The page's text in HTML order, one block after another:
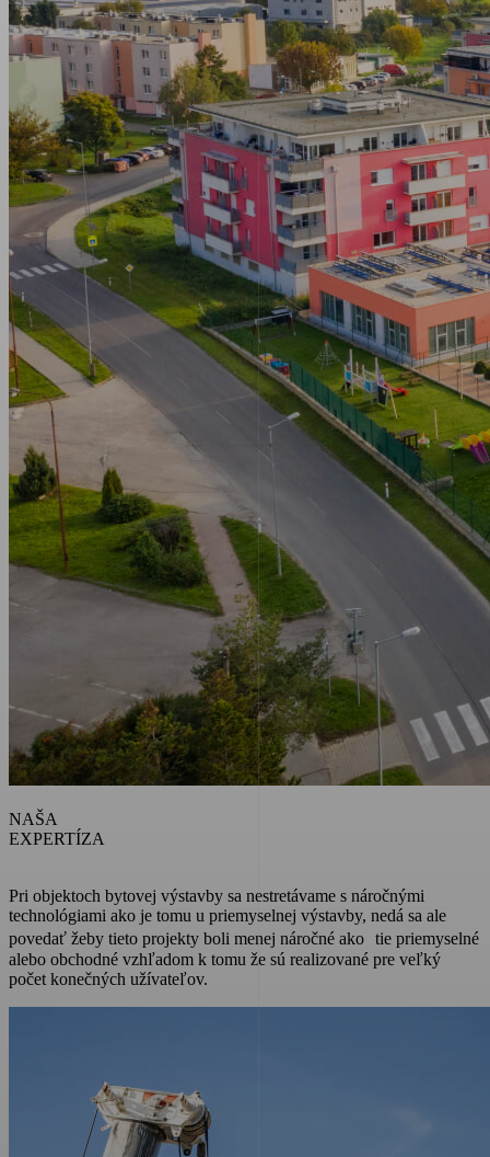
NAŠA
EXPERTÍZA
Pri objektoch bytovej výstavby sa nestretávame s náročnými
technológiami ako je tomu u priemyselnej výstavby, nedá sa ale
povedať žeby tieto projekty boli menej náročné ako tie priemyselné
alebo obchodné vzhľadom k tomu že sú realizované pre veľký
počet konečných užívateľov.